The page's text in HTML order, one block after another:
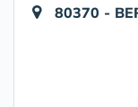
80370 -